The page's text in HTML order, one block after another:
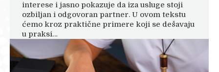
interese i jasno pokazuje da iza usluge stoji
ozbiljan i odgovoran partner. U ovom tekstu
ćemo kroz praktične primere koji se dešavaju
u praksi…